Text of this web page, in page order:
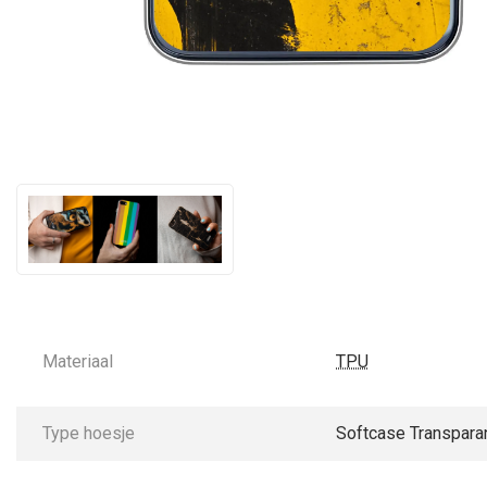
Materiaal TPU
Type hoesje Softcase